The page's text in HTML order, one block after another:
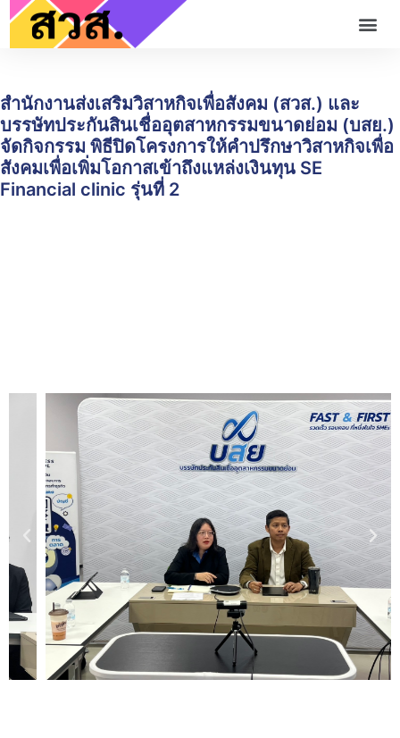
สำนักงานส่งเสริมวิสาหกิจเพื่อสังคม (สวส.) และ
บรรษัทประกันสินเชื่ออุตสาหกรรมขนาดย่อม (บสย.)
จัดกิจกรรม พิธีปิดโครงการให้คำปรึกษาวิสาหกิจเพื่อ
สังคมเพื่อเพิ่มโอกาสเข้าถึงแหล่งเงินทุน SE
Financial clinic รุ่นที่ 2